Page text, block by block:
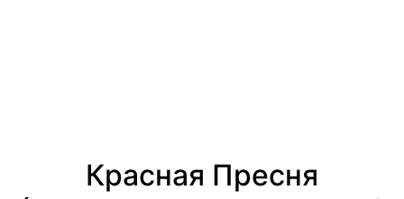
Красная Пресня